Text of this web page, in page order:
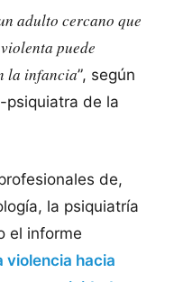
adulto cercano que
puede
la infancia”, según
psiquiatra de la
de,
la psiquiatría
el informe
violencia hacia